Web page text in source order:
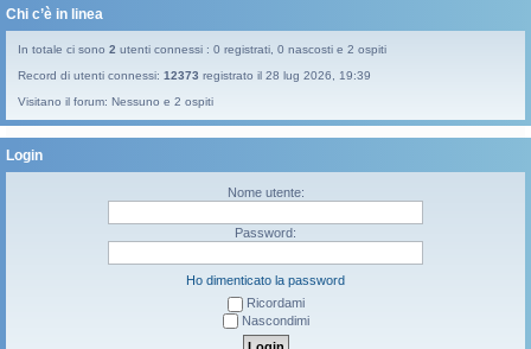
Chi c’è in linea
In totale ci sono 2 utenti connessi : 0 registrati, 0 nascosti e 2 ospiti
Record di utenti connessi: 12373 registrato il 28 lug 2026, 19:39
Visitano il forum: Nessuno e 2 ospiti
Login
Nome utente:
Password:
Ho dimenticato la password
Ricordami
Nascondimi